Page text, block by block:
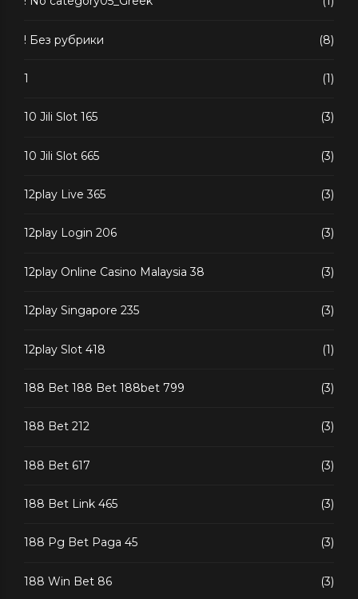
! Без рубрики (8)
1 (1)
10 Jili Slot 165 (3)
10 Jili Slot 665 (3)
12play Live 365 (3)
12play Login 206 (3)
12play Online Casino Malaysia 38 (3)
12play Singapore 235 (3)
12play Slot 418 (1)
188 Bet 188 Bet 188bet 799 (3)
188 Bet 212 (3)
188 Bet 617 (3)
188 Bet Link 465 (3)
188 Pg Bet Paga 45 (3)
188 Win Bet 86 (3)